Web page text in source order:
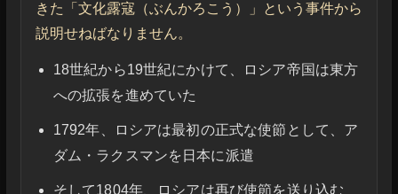
きた「文化露寇（ぶんかろこう）」という事件から
説明せねばなりません。
18世紀から19世紀にかけて、ロシア帝国は東方
への拡張を進めていた
1792年、ロシアは最初の正式な使節として、ア
ダム・ラクスマンを日本に派遣
そして1804年、ロシアは再び使節を送り込む